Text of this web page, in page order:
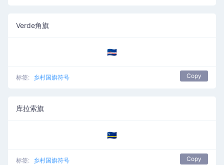
Verde角旗
🇨🇻
标签: 乡村国旗符号 Copy
库拉索旗
🇨🇼
标签: 乡村国旗符号 Copy